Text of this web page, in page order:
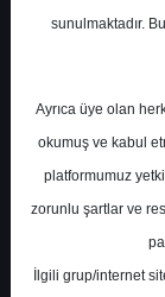
Deniz
sunulmaktadır.
Ayrıca üye olan
okumuş ve kabul
platformumuz
zorunlu şartlar ve
İlgili grup/internet